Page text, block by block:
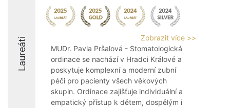
Laureáti
Zobrazit více >>
MUDr. Pavla Pršalová - Stomatologická
ordinace se nachází v Hradci Králové a
poskytuje komplexní a moderní zubní
péči pro pacienty všech věkových
skupin. Ordinace zajišťuje individuální a
empatický přístup k dětem, dospělým i